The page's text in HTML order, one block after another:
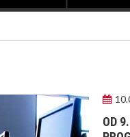
OD